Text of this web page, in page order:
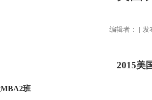
编辑者： | 发
2015美
MBA2班